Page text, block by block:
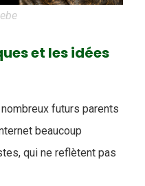
et les idées
futurs parents
beaucoup
qui ne reflètent pas